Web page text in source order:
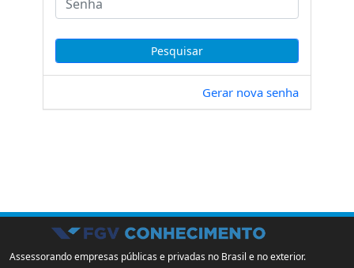
Gerar nova senha
Assessorando empresas públicas e privadas no Brasil e no exterior.